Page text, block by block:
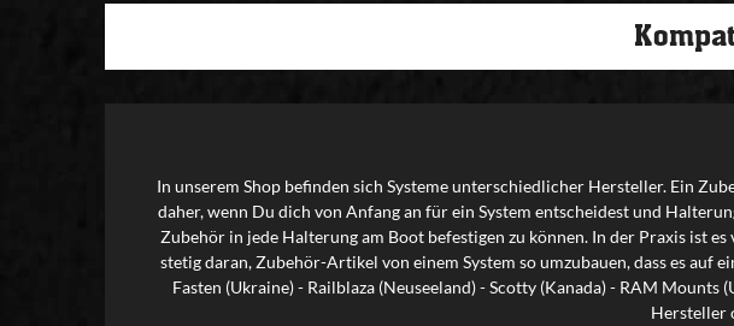
In unserem Shop befinden sich Systeme unterschiedlicher Hersteller. Ein
daher, wenn Du dich von Anfang an für ein System entscheidest und
Zubehör in jede Halterung am Boot befestigen zu können. In der Praxis ist
stetig daran, Zubehör-Artikel von einem System so umzubauen, dass es auf
Fasten (Ukraine) - Railblaza (Neuseeland) - Scotty (Kanada) - RAM
Hersteller